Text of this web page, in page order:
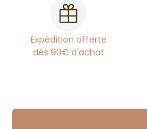
Expédition offerte
dès 90€ d'achat